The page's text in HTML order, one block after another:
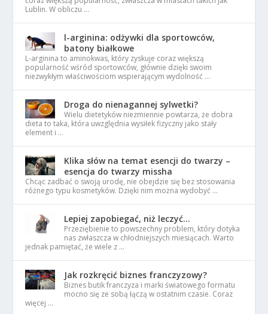
Lublin. W obliczu …
l-arginina: odżywki dla sportowców,
batony białkowe
L-arginina to aminokwas, który zyskuje coraz większą
popularność wśród sportowców, głównie dzięki swoim
niezwykłym właściwościom wspierającym wydolność …
Droga do nienagannej sylwetki?
Wielu dietetyków niezmiennie powtarza, że dobra
dieta to taka, która uwzględnia wysiłek fizyczny jako stały
element i …
Klika słów na temat esencji do twarzy –
esencja do twarzy missha
Chcąc zadbać o swoją urodę, nie obejdzie się bez stosowania
różnego typu kosmetyków. Dzięki nim można wydobyć …
Lepiej zapobiegać, niż leczyć…
Przeziębienie to powszechny problem, który dotyka
nas zwłaszcza w chłodniejszych miesiącach. Warto
jednak pamiętać, że wiele z …
Jak rozkręcić biznes franczyzowy?
Biznes butik franczyza i marki światowego formatu
mocno się ze sobą łączą w ostatnim czasie. Coraz
więcej …